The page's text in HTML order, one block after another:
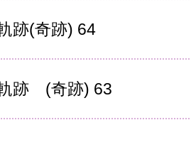
跡(奇跡) 64
跡 (奇跡) 63